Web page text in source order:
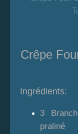
Crêpe
Ingrédients:
3
praliné